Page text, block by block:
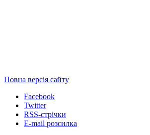
Повна версія сайту
Facebook
Twitter
RSS-стрічки
E-mail розсилка